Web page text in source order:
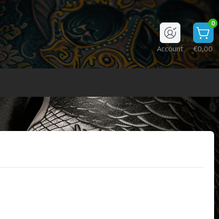
0
€0,00
Account